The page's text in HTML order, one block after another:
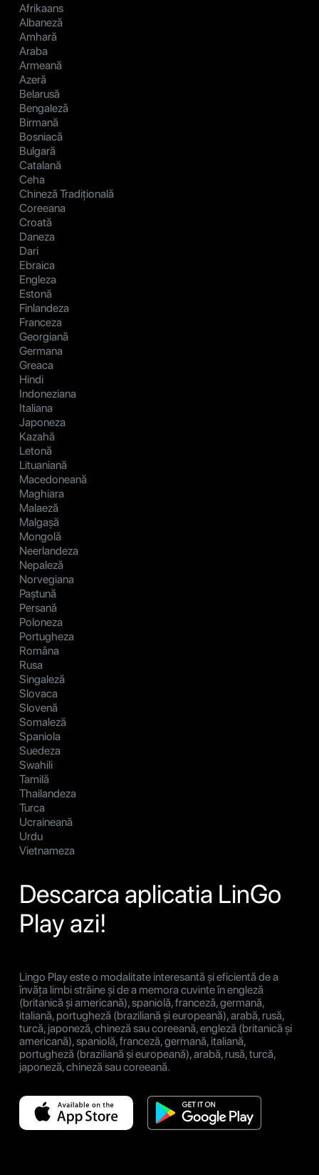
Afrikaans
Albaneză
Amhară
Araba
Armeană
Azeră
Belarusă
Bengaleză
Birmană
Bosniacă
Bulgară
Catalană
Ceha
Chineză Tradițională
Coreeana
Croată
Daneza
Dari
Ebraica
Engleza
Estonă
Finlandeza
Franceza
Georgiană
Germana
Greaca
Hindi
Indoneziana
Italiana
Japoneza
Kazahă
Letonă
Lituaniană
Macedoneană
Maghiara
Malaeză
Malgașă
Mongolă
Neerlandeza
Nepaleză
Norvegiana
Paștună
Persană
Poloneza
Portugheza
Româna
Rusa
Singaleză
Slovaca
Slovenă
Somaleză
Spaniola
Suedeza
Swahili
Tamilă
Thailandeza
Turca
Ucraineană
Urdu
Vietnameza
Descarca aplicatia LinGo
Play azi!
Lingo Play este o modalitate interesantă și eficientă de a
învăța limbi străine și de a memora cuvinte în engleză
(britanică și americană), spaniolă, franceză, germană,
italiană, portugheză (braziliană și europeană), arabă, rusă,
turcă, japoneză, chineză sau coreeană, engleză (britanică și
americană), spaniolă, franceză, germană, italiană,
portugheză (braziliană și europeană), arabă, rusă, turcă,
japoneză, chineză sau coreeană.